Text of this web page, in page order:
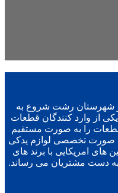
بهبود رضایی از سال 1392 در شهرستان رشت شروع به
از وارد کنندگان قطعات
را به صورت مستقیم
صورت تخصصی لوازم یدکی
های امریکایی با برند های
دست مشتریان می رساند.